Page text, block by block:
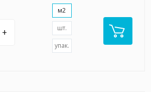
+
м2
шт.
упак.